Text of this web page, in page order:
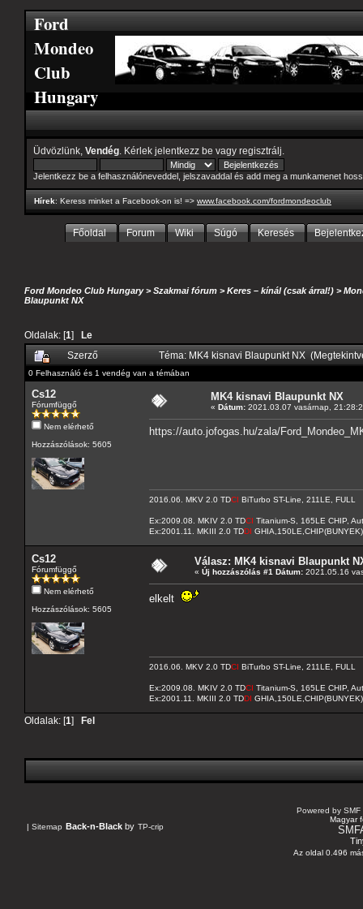
Ford
Mondeo
Club
Hungary
Üdvözlünk, Vendég . Kérlek jelentkezz be vagy regisztrálj
Jelentkezz be a felhasználóneveddel, jelszavaddal és add meg a munkamenet
Hírek: Keress minket a Facebook-on is! => www.facebook.com/fordmondeoclub
Főoldal Forum Wiki Súgó Keresés
Ford Mondeo Club Hungary>Szakmai fórum >Keres – kínál (csak árral!) >
Blaupunkt NX
Oldalak: [1] Le
Szerző
Téma: MK4 kisnavi Blaupunkt NX
0 Felhasználó és 1 vendég van a témában
Cs12
Fórumfüggő
Nem elérhető
Hozzászólások: 5605
MK4 kisnavi Blaupunkt NX
« Dátum: 2021.03.07 vasárnap,
https://auto.jofogas.hu/zala/
2016.06. MKV 2.0 TDCI BiTurbo ST-Line, 211LE, FULL
Ex:2009.08. MKIV 2.0 TDCI Titanium-S, 165LE CHIP,
Ex:2001.11. MKIII 2.0 TDDI
Cs12
Fórumfüggő
Nem elérhető
Hozzászólások: 5605
Válasz: MK4 kisnavi Blaupunkt
« Új hozzászólás #1 Dátum: 2021.05.16
elkelt
2016.06. MKV 2.0 TDCI BiTurbo ST-Line, 211LE, FULL
Ex:2009.08. MKIV 2.0 TDCI Titanium-S, 165LE CHIP,
Ex:2001.11. MKIII 2.0 TDDI
Oldalak: [1] Fel
| Sitemap Back-n-Black by TP-crip
Powered by SMF
Magyar
Az oldal 0.496